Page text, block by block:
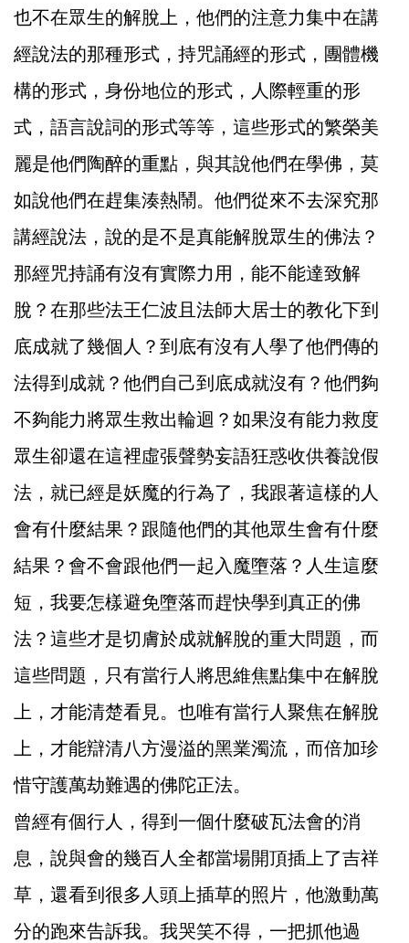
也不在眾生的解脫上，他們的注意力集中在講
經說法的那種形式，持咒誦經的形式，團體機
構的形式，身份地位的形式，人際輕重的形
式，語言說詞的形式等等，這些形式的繁榮美
麗是他們陶醉的重點，與其說他們在學佛，莫
如說他們在趕集湊熱鬧。他們從來不去深究那
講經說法，說的是不是真能解脫眾生的佛法？
那經咒持誦有沒有實際力用，能不能達致解
脫？在那些法王仁波且法師大居士的教化下到
底成就了幾個人？到底有沒有人學了他們傳的
法得到成就？他們自己到底成就沒有？他們夠
不夠能力將眾生救出輪迴？如果沒有能力救度
眾生卻還在這裡虛張聲勢妄語狂惑收供養說假
法，就已經是妖魔的行為了，我跟著這樣的人
會有什麼結果？跟隨他們的其他眾生會有什麼
結果？會不會跟他們一起入魔墮落？人生這麼
短，我要怎樣避免墮落而趕快學到真正的佛
法？這些才是切膚於成就解脫的重大問題，而
這些問題，只有當行人將思維焦點集中在解脫
上，才能清楚看見。也唯有當行人聚焦在解脫
上，才能辯清八方漫溢的黑業濁流，而倍加珍
惜守護萬劫難遇的佛陀正法。
曾經有個行人，得到一個什麼破瓦法會的消
息，說與會的幾百人全都當場開頂插上了吉祥
草，還看到很多人頭上插草的照片，他激動萬
分的跑來告訴我。我哭笑不得，一把抓他過